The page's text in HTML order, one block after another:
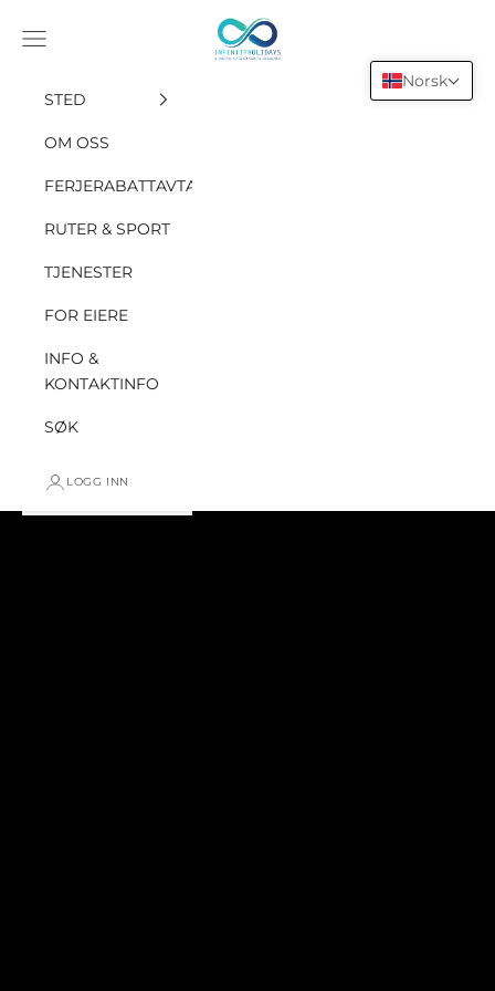
INFINITY HOLIDAYS SAS
Åpne navigasjonsmenyen
STED
OM OSS
FERJERABATTAVTALE
RUTER & SPORT
TJENESTER
FOR EIERE
INFO &
KONTAKTINFO
SØK
LOGG INN
Norsk